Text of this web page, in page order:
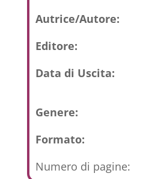
Autrice/Autore:
Editore:
Data di Uscita:
Genere:
Formato:
Numero di pagine: